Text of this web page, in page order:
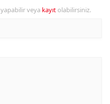
yapabilir veya kayıt olabilirsiniz.